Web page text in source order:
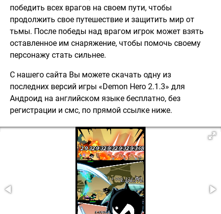
победить всех врагов на своем пути, чтобы
продолжить свое путешествие и защитить мир от
тьмы. После победы над врагом игрок может взять
оставленное им снаряжение, чтобы помочь своему
персонажу стать сильнее.
С нашего сайта Вы можете скачать одну из
последних версий игры «Demon Hero 2.1.3» для
Андроид на английском языке бесплатно, без
регистрации и смс, по прямой ссылке ниже.